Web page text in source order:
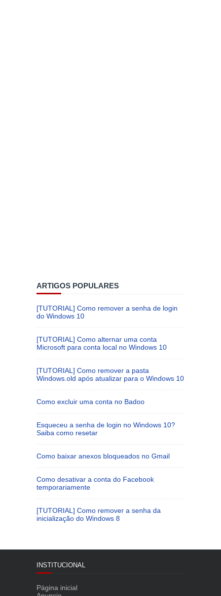
ARTIGOS POPULARES
[TUTORIAL] Como remover a senha de login
do Windows 10
[TUTORIAL] Como alternar uma conta
Microsoft para conta local no Windows 10
[TUTORIAL] Como remover a pasta
Windows.old após atualizar para o Windows 10
Como excluir uma conta no Badoo
Esqueceu a senha de login no Windows 10?
Saiba como resetar
Como baixar anexos bloqueados no Gmail
Como desativar a conta do Facebook
temporariamente
[TUTORIAL] Como remover a senha da
inicialização do Windows 8
INSTITUCIONAL
Página inicial